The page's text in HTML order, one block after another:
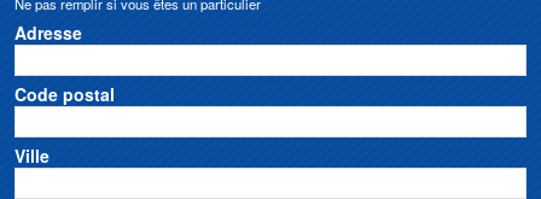
Adresse
Code postal
Ville